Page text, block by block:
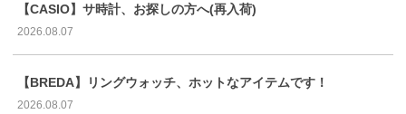
【CASIO】サ時計、お探しの方へ(再入荷)
2026.08.07
【BREDA】リングウォッチ、ホットなアイテムです！
2026.08.07